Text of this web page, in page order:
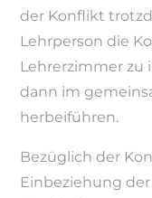
der Konflikt
Lehrperson die
Lehrerzimmer zu
dann im
herbeiführen.
Bezüglich der
Einbeziehung